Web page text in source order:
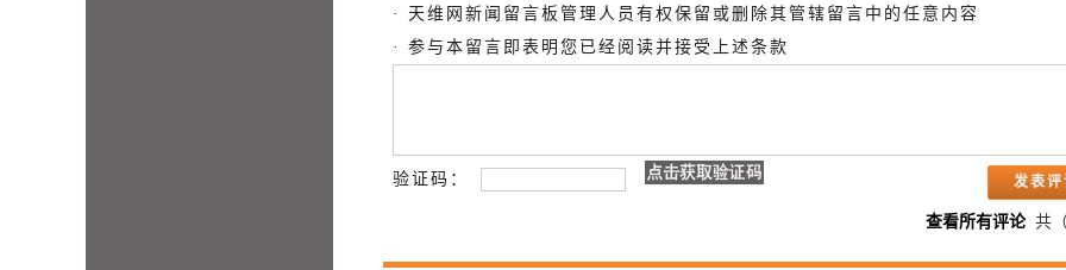
· 天维网新闻留言板管理人员有权保留或删除其管辖留言中的任意内容
· 参与本留言即表明您已经阅读并接受上述条款
验证码：
查看所有评论共（